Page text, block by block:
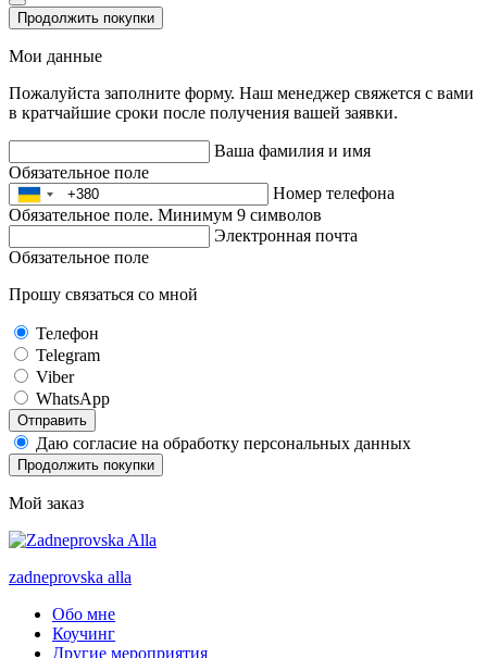
Продолжить покупки
Мои данные
Пожалуйста заполните форму. Наш менеджер свяжется с вами
в кратчайшие сроки после получения вашей заявки.
Ваша фамилия и имя
Обязательное поле
Номер телефона
Обязательное поле. Минимум 9 символов
Электронная почта
Обязательное поле
Прошу связаться со мной
Телефон
Telegram
Viber
WhatsApp
Отправить
Даю согласие на обработку персональных данных
Продолжить покупки
Мой заказ
zadneprovska alla
Обо мне
Коучинг
Другие мероприятия